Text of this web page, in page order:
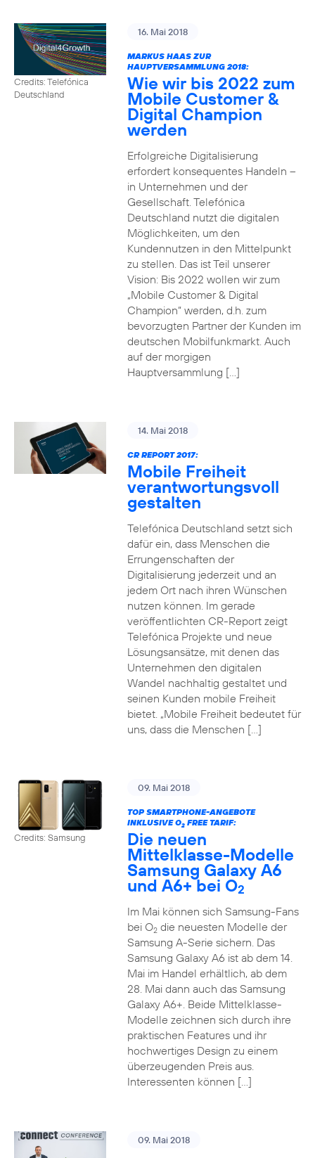
Credits: Telefónica
Deutschland
16. Mai 2018
MARKUS HAAS ZUR
HAUPTVERSAMMLUNG 2018:
Wie wir bis 2022 zum
Mobile Customer &
Digital Champion
werden
Erfolgreiche Digitalisierung
erfordert konsequentes Handeln –
in Unternehmen und der
Gesellschaft. Telefónica
Deutschland nutzt die digitalen
Möglichkeiten, um den
Kundennutzen in den Mittelpunkt
zu stellen. Das ist Teil unserer
Vision: Bis 2022 wollen wir zum
„Mobile Customer & Digital
Champion“ werden, d.h. zum
bevorzugten Partner der Kunden im
deutschen Mobilfunkmarkt. Auch
auf der morgigen
Hauptversammlung […]
14. Mai 2018
CR REPORT 2017:
Mobile Freiheit
verantwortungsvoll
gestalten
Telefónica Deutschland setzt sich
dafür ein, dass Menschen die
Errungenschaften der
Digitalisierung jederzeit und an
jedem Ort nach ihren Wünschen
nutzen können. Im gerade
veröffentlichten CR-Report zeigt
Telefónica Projekte und neue
Lösungsansätze, mit denen das
Unternehmen den digitalen
Wandel nachhaltig gestaltet und
seinen Kunden mobile Freiheit
bietet. „Mobile Freiheit bedeutet für
uns, dass die Menschen […]
Credits: Samsung
09. Mai 2018
TOP SMARTPHONE-ANGEBOTE
INKLUSIVE O2FREE TARIF:
Die neuen
Mittelklasse-Modelle
Samsung Galaxy A6
und A6+ bei O2
Im Mai können sich Samsung-Fans
bei O2die neuesten Modelle der
Samsung A-Serie sichern. Das
Samsung Galaxy A6 ist ab dem 14.
Mai im Handel erhältlich, ab dem
28. Mai dann auch das Samsung
Galaxy A6+. Beide Mittelklasse-
Modelle zeichnen sich durch ihre
praktischen Features und ihr
hochwertiges Design zu einem
überzeugenden Preis aus.
Interessenten können […]
09. Mai 2018